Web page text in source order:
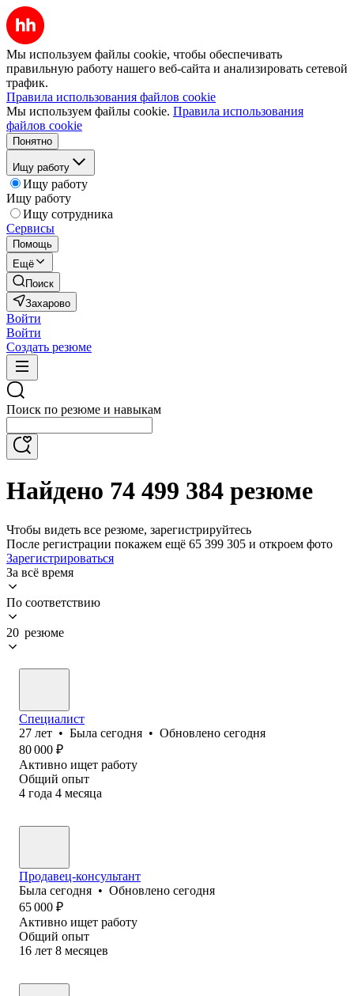
Мы используем файлы cookie, чтобы обеспечивать
правильную работу нашего веб-сайта и анализировать сетевой
трафик.
Правила использования файлов cookie
Мы используем файлы cookie. Правила использования
файлов cookie
Понятно
Ищу работу
Ищу работу
Ищу работу
Ищу сотрудника
Сервисы
Помощь
Ещё
Поиск
Захарово
Войти
Войти
Создать резюме
Поиск по резюме и навыкам
Найдено 74 499 384 резюме
Чтобы видеть все резюме, зарегистрируйтесь
После регистрации покажем ещё 65 399 305 и откроем фото
Зарегистрироваться
За всё время
По соответствию
20 резюме
Специалист
27 лет • Была сегодня • Обновлено сегодня
80 000 ₽
Активно ищет работу
Общий опыт
4 года 4 месяца
Продавец-консультант
Была сегодня • Обновлено сегодня
65 000 ₽
Активно ищет работу
Общий опыт
16 лет 8 месяцев